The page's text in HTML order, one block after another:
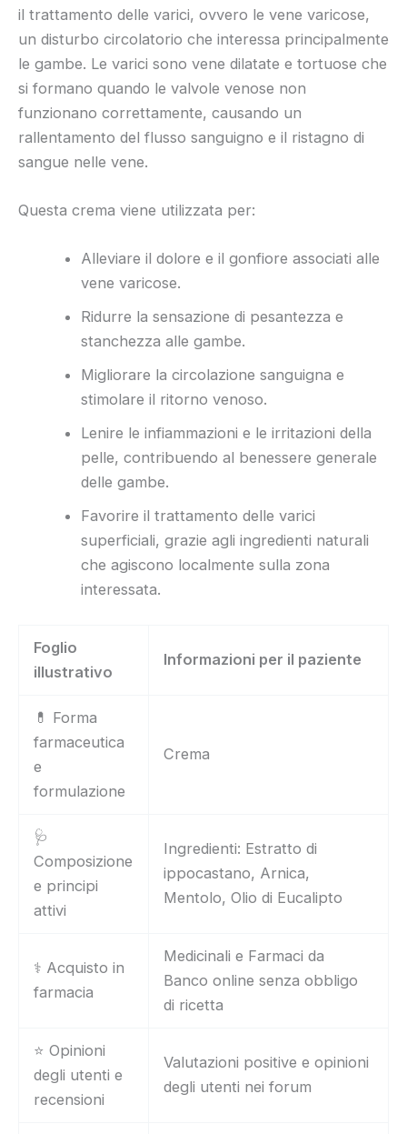
il trattamento delle varici, ovvero le vene varicose,
un disturbo circolatorio che interessa principalmente
le gambe. Le varici sono vene dilatate e tortuose che
si formano quando le valvole venose non
funzionano correttamente, causando un
rallentamento del flusso sanguigno e il ristagno di
sangue nelle vene.
Questa crema viene utilizzata per:
Alleviare il dolore e il gonfiore associati alle
vene varicose.
Ridurre la sensazione di pesantezza e
stanchezza alle gambe.
Migliorare la circolazione sanguigna e
stimolare il ritorno venoso.
Lenire le infiammazioni e le irritazioni della
pelle, contribuendo al benessere generale
delle gambe.
Favorire il trattamento delle varici
superficiali, grazie agli ingredienti naturali
che agiscono localmente sulla zona
interessata.
Foglio
illustrativo
Informazioni per il paziente
💊 Forma
farmaceutica
e
formulazione
Crema
🩺
Composizione
e principi
attivi
Ingredienti: Estratto di
ippocastano, Arnica,
Mentolo, Olio di Eucalipto
⚕️ Acquisto in
farmacia
Medicinali e Farmaci da
Banco online senza obbligo
di ricetta
⭐ Opinioni
degli utenti e
recensioni
Valutazioni positive e opinioni
degli utenti nei forum